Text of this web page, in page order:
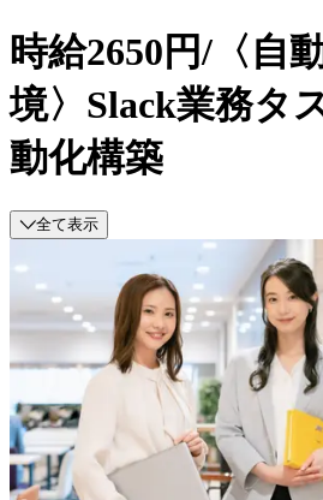
時給2650円/〈自
境〉Slack業務タ
動化構築
全て表示